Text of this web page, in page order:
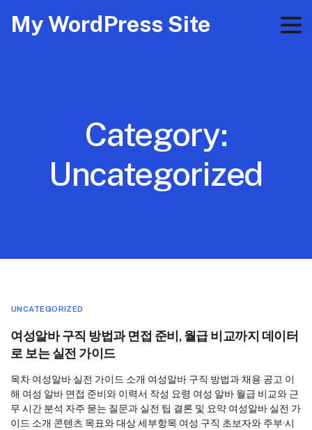
My WordPress Site
Category:
Uncategorized
UNCATEGORIZED
여성알바 구직 방법과 면접 준비, 월급 비교까지 데이터
로 보는 실전 가이드
목차 여성알바 실전 가이드 소개 여성알바 구직 방법과 채용 공고 이
해 여성 알바 면접 준비와 이력서 작성 요령 여성 알바 월급 비교와 근
무 시간 분석 자주 묻는 질문과 실전 팁 결론 및 요약 여성알바 실전 가
이드 소개 콘텐츠 목표와 대상 세부항목 여성 구직 초보자와 주부·시